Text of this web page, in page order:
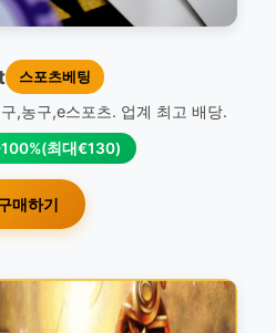
스포츠베팅
,농구,e스포츠. 업계 최고 배당.
최대€130)
매하기